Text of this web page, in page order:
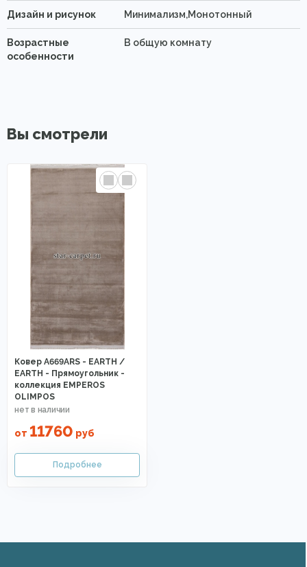
Дизайн и рисунок Минимализм,Монотонный
Возрастные
особенности
В общую комнату
Вы смотрели
Ковер A669ARS - EARTH /
EARTH - Прямоугольник -
коллекция EMPEROS
OLIMPOS
от 11760 руб